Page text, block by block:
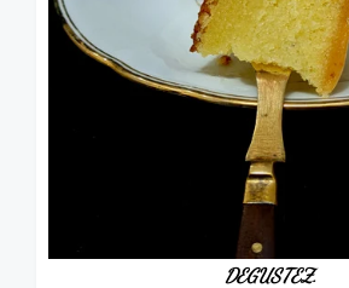
DEGUSTEZ.